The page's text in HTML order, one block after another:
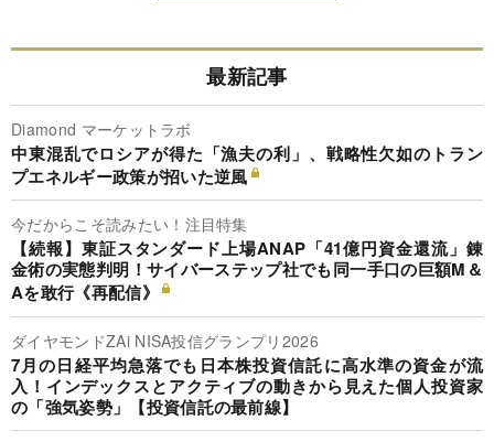
最新記事
Diamond マーケットラボ
中東混乱でロシアが得た「漁夫の利」、戦略性欠如のトラン
プエネルギー政策が招いた逆風
今だからこそ読みたい！注目特集
【続報】東証スタンダード上場ANAP「41億円資金還流」錬
金術の実態判明！サイバーステップ社でも同一手口の巨額M＆
Aを敢行《再配信》
ダイヤモンドZAi NISA投信グランプリ2026
7月の日経平均急落でも日本株投資信託に高水準の資金が流
入！インデックスとアクティブの動きから見えた個人投資家
の「強気姿勢」【投資信託の最前線】